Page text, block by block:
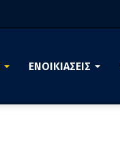
ΕΝΟΙΚΙΑΣΕΙΣ